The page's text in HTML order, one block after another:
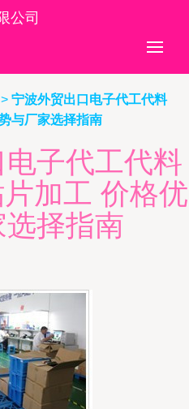
公司
> 宁波外贸出口电子代工代料
与厂家选择指南
子代工代料
加工 价格优
择指南